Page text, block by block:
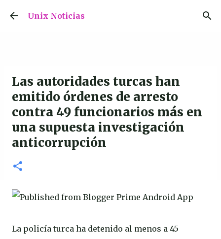
Ir al contenido principal
Unix Noticias
Las autoridades turcas han
emitido órdenes de arresto
contra 49 funcionarios más en
una supuesta investigación
anticorrupción
La policía turca ha detenido al menos a 45